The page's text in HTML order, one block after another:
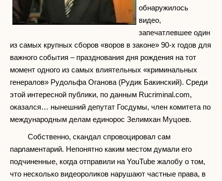
обнаружилось
видео,
запечатлевшее один
из самых крупных сборов «воров в законе» 90-х годов для
важного события – празднования дня рождения на тот
момент одного из самых влиятельных «криминальных
генералов» Рудольфа Оганова (Рудик Бакинский). Среди
этой интересной публики, по данным Rucriminal.com,
оказался… нынешний депутат Госдумы, член комитета по
международным делам единорос Зелимхан Муцоев.
Собственно, скандал спровоцировал сам
парламентарий. Непонятно каким местом думали его
подчиненные, когда отправили на YouTube жалобу о том,
что несколько видеороликов нарушают частные права, в